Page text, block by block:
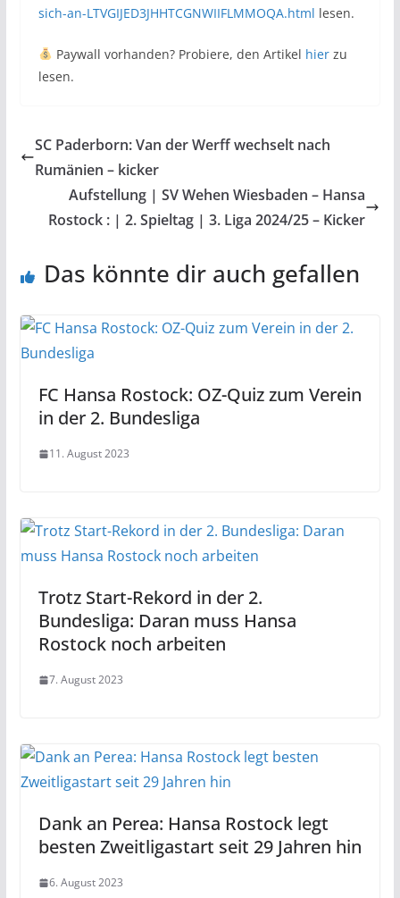
sich-an-LTVGIJED3JHHTCGNWIIFLMMOQA.html lesen.
Paywall vorhanden? Probiere, den Artikel hierzu
lesen.
SC Paderborn: Van der Werff wechselt nach
Rumänien – kicker
Aufstellung | SV Wehen Wiesbaden – Hansa
Rostock : | 2. Spieltag | 3. Liga 2024/25 – Kicker
Das könnte dir auch gefallen
FC Hansa Rostock: OZ-Quiz zum Verein
in der 2. Bundesliga
11. August 2023
Trotz Start-Rekord in der 2.
Bundesliga: Daran muss Hansa
Rostock noch arbeiten
7. August 2023
Dank an Perea: Hansa Rostock legt
besten Zweitligastart seit 29 Jahren hin
6. August 2023